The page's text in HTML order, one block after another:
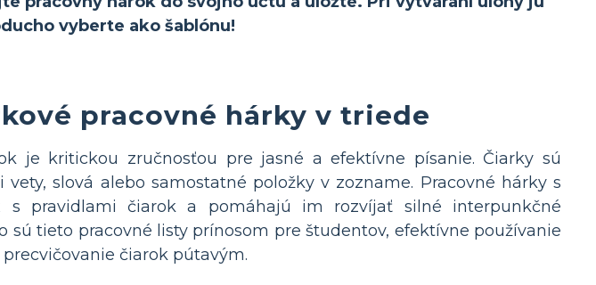
vyberte ako šablónu!
pracovné hárky v triede
je kritickou zručnosťou pre jasné a efektívne písanie. Čiarky sú
slová alebo samostatné položky v zozname. Pracovné hárky s
s pravidlami čiarok a pomáhajú im rozvíjať silné interpunkčné
sú tieto pracovné listy prínosom pre študentov, efektívne používanie
čiarok pútavým.